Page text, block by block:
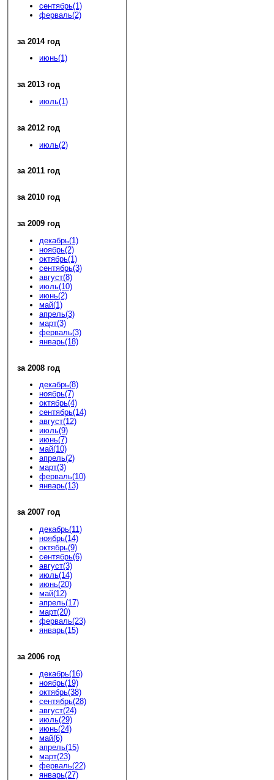
сентябрь(1)
ферваль(2)
за 2014 год
июнь(1)
за 2013 год
июль(1)
за 2012 год
июль(2)
за 2011 год
за 2010 год
за 2009 год
декабрь(1)
ноябрь(2)
октябрь(1)
сентябрь(3)
август(8)
июль(10)
июнь(2)
май(1)
апрель(3)
март(3)
ферваль(3)
январь(18)
за 2008 год
декабрь(8)
ноябрь(7)
октябрь(4)
сентябрь(14)
август(12)
июль(9)
июнь(7)
май(10)
апрель(2)
март(3)
ферваль(10)
январь(13)
за 2007 год
декабрь(11)
ноябрь(14)
октябрь(9)
сентябрь(6)
август(3)
июль(14)
июнь(20)
май(12)
апрель(17)
март(20)
ферваль(23)
январь(15)
за 2006 год
декабрь(16)
ноябрь(19)
октябрь(38)
сентябрь(28)
август(24)
июль(29)
июнь(24)
май(6)
апрель(15)
март(23)
ферваль(22)
январь(27)